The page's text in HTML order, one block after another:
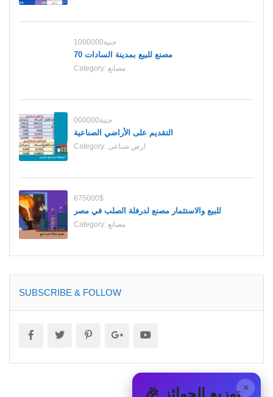
1000000جنية
70 مصنع للبيع بمدينة السادات
Category: مصانع
000000جنية
التقديم على الأراضي الصناعية
Category: ارض صناعى
675000$
للبيع والاستثمار مصنع لدرفلة الصلب في مصر
Category: مصانع
SUBSCRIBE & FOLLOW
× 🎉 توزيع الجوائز